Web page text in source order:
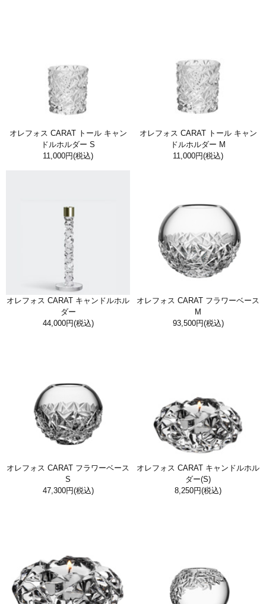
オレフォス CARAT トール キャン
ドルホルダー S
11,000円(税込)
オレフォス CARAT トール キャン
ドルホルダー M
11,000円(税込)
オレフォス CARAT キャンドルホル
ダー
44,000円(税込)
オレフォス CARAT フラワーベース
M
93,500円(税込)
オレフォス CARAT フラワーベース
S
47,300円(税込)
オレフォス CARAT キャンドルホル
ダー(S)
8,250円(税込)